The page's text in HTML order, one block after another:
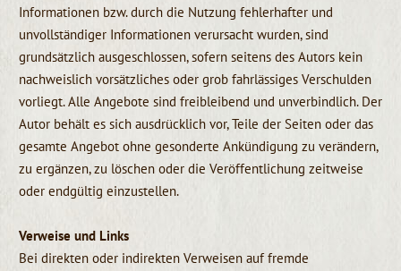
Informationen bzw. durch die Nutzung fehlerhafter und
unvollständiger Informationen verursacht wurden, sind
grundsätzlich ausgeschlossen, sofern seitens des Autors kein
nachweislich vorsätzliches oder grob fahrlässiges Verschulden
vorliegt. Alle Angebote sind freibleibend und unverbindlich. Der
Autor behält es sich ausdrücklich vor, Teile der Seiten oder das
gesamte Angebot ohne gesonderte Ankündigung zu verändern,
zu ergänzen, zu löschen oder die Veröffentlichung zeitweise
oder endgültig einzustellen.
Verweise und Links
Bei direkten oder indirekten Verweisen auf fremde